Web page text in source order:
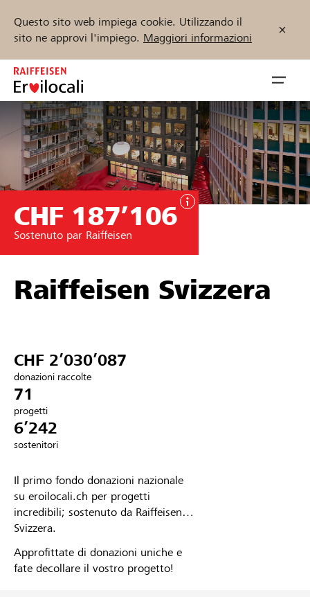
Questo sito web impiega cookie. Utilizzando il
sito ne approvi l'impiego. Maggiori informazioni
Zum
Inhalt
springen
öffnen
Sostenere
Aiuto & supporto
Collegarsi
Registrazione
Trova progetti e organizzazioni
Inizia ora
DE FR IT
CHF 187’106
Sostenuto par Raiffeisen
Raiffeisen Svizzera
CHF 2’030’087
donazioni raccolte
71
progetti
6’242
sostenitori
Il primo fondo donazioni nazionale
su eroilocali.ch per progetti
incredibili; sostenuto da Raiffeisen
Svizzera.
Approfittate di donazioni uniche e
fate decollare il vostro progetto!